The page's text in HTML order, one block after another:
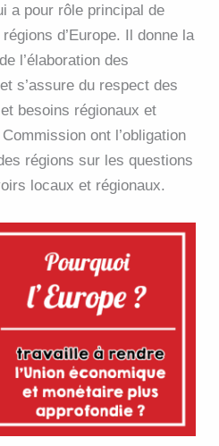
a pour rôle principal de
d’Europe. Il donne la
l’élaboration des
s’assure du respect des
besoins régionaux et
ont l’obligation
régions sur les questions
locaux et régionaux.